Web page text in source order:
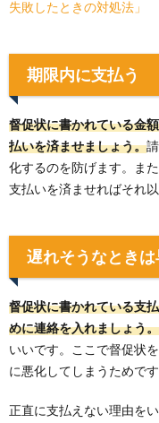
失敗したときの対処法」
期限内に支払う
督促状に書かれている金
払いを済ませましょう。
化するのを防げます。ま
支払いを済ませればそれ
遅れそうなとき
督促状に書かれている支
めに連絡を入れましょう。
いいです。ここで督促状
に悪化してしまうためです
正直に支払えない理由を